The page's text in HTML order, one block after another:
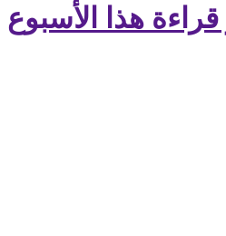
قراءة هذا الأسبوع